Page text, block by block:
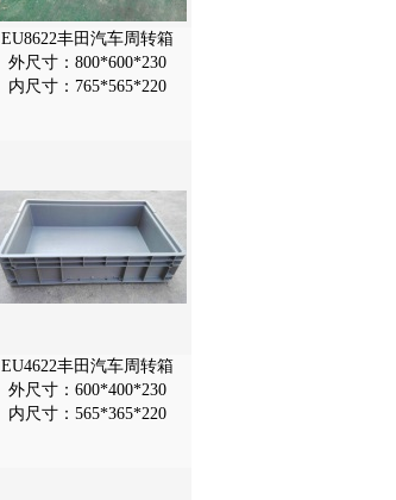
EU8622丰田汽车周转箱
外尺寸：800*600*230
内尺寸：765*565*220
EU4622丰田汽车周转箱
外尺寸：600*400*230
内尺寸：565*365*220